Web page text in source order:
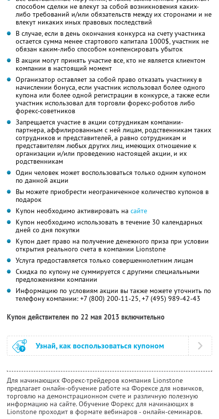
способом сделки не влекут за собой возникновения каких-
либо требований и/или обязательств между их сторонами и не
влекут никаких иных правовых последствий
В случае, если в день окончания конкурса на счету участника
остается сумма менее стартового капитала 1000$, участник не
обязан каким-либо способом компенсировать убыток
В акции могут принять участие все, кто не является клиентом
компании в настоящий момент
Организатор оставляет за собой право отказать участнику в
начислении бонуса, если участник использовал более одного
купона или более одной регистрации в конкурсе, а также если
участник использовал для торговли форекс-роботов либо
форекс-советников
Запрещается участие в акции сотрудникам компании-
партнера, аффилированным с ней лицам, родственникам таких
сотрудников и представителей, а равно сотрудникам и
представителям любых других лиц, имеющих отношение к
организации и/или проведению настоящей акции, и их
родственникам
Один человек может воспользоваться только одним купоном
по данной акции
Вы можете приобрести неограниченное количество купонов в
подарок
Купон необходимо активировать на сайте
Купон необходимо использовать в течение 30 календарных
дней со дня покупки
Купон дает право на получение денежного приза при условии
открытия реального счета в компании Lionstone
Услуга предоставляется только совершеннолетним лицам
Скидка по купону не суммируется с другими специальными
предложениями компании
Информацию по условиям акции вы также можете уточнить по
телефону компании: +7 (800) 200-11-25, +7 (495) 989-42-43
Купон действителен по 22 мая 2013 включительно
Узнай, как воспользоваться купоном
Для начинающих Форекс-трейдеров компания Lionstone
предлагает онлайн-обучение работе на Форексе для новичков,
торговлю на демонстрационном счете и различную полезную
информацию на сайте. Обучение Форекс для начинающих в
Lionstone проходит в формате вебинаров - онлайн-семинаров.